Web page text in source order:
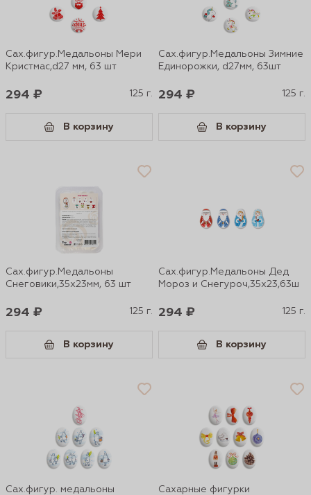
Сах.фигур.Медальоны Мери
Кристмас,d27 мм, 63 шт
294 ₽ 125 г.
В корзину
Сах.фигур.Медальоны Зимние
Единорожки, d27мм, 63шт
294 ₽ 125 г.
В корзину
Сах.фигур.Медальоны
Снеговики,35х23мм, 63 шт
294 ₽ 125 г.
В корзину
Сах.фигур.Медальоны Дед
Мороз и Снегуроч,35х23,63ш
294 ₽ 125 г.
В корзину
Сах.фигур. медальоны
Сахарные фигурки